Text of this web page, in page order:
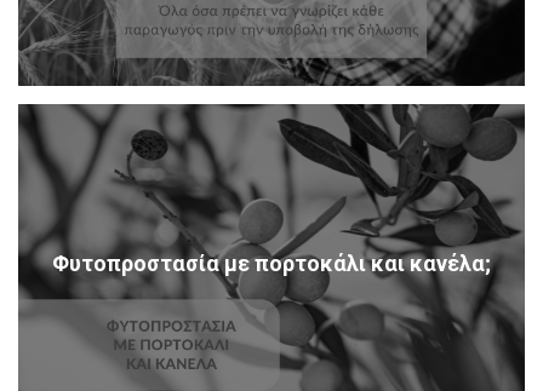
Φυτοπροστασία με πορτοκάλι και κανέλα;